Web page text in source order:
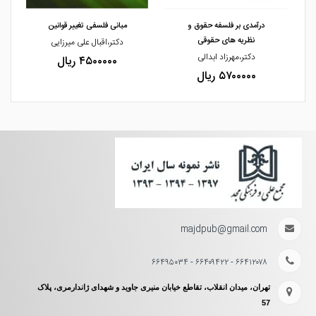
درآمدی بر فلسفه حقوق و
نظریه های حقوقی
دکتر،مهرزاد ابدالی
۵۷۰۰۰۰۰ ریال
مبانی فلسفی تغییر قوانین
دکتر،اقبال علی میرزایی
۴۵۰۰۰۰۰ ریال
majdpub@gmail.com
۶۶۴۱۲۰۷۸ - ۶۶۴۰۹۴۲۲ - ۶۶۴۹۵۰۳۴
تهران، میدان انقلاب، تقاطع خیابان منیری جاوید و شهدای ژاندارمری، پلاک
57